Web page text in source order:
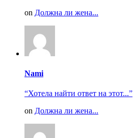
on Должна ли жена...
Nami
“Хотела найти ответ на этот...”
on Должна ли жена...